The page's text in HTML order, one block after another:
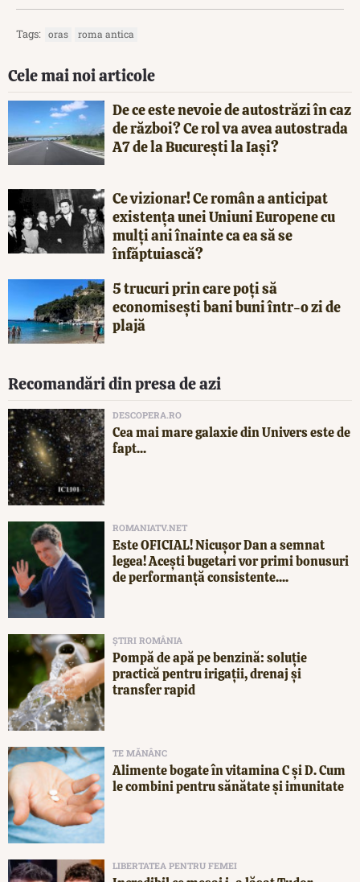
Tags: oras roma antica
Cele mai noi articole
De ce este nevoie de autostrăzi în caz
de război? Ce rol va avea autostrada
A7 de la București la Iași?
Ce vizionar! Ce român a anticipat
existența unei Uniuni Europene cu
mulți ani înainte ca ea să se
înfăptuiască?
5 trucuri prin care poți să
economisești bani buni într-o zi de
plajă
Recomandări din presa de azi
DESCOPERA.RO
Cea mai mare galaxie din Univers este de
fapt...
ROMANIATV.NET
Este OFICIAL! Nicușor Dan a semnat
legea! Acești bugetari vor primi bonusuri
de performanță consistente....
ȘTIRI ROMÂNIA
Pompă de apă pe benzină: soluție
practică pentru irigații, drenaj și
transfer rapid
TE MĂNÂNC
Alimente bogate în vitamina C și D. Cum
le combini pentru sănătate și imunitate
LIBERTATEA PENTRU FEMEI